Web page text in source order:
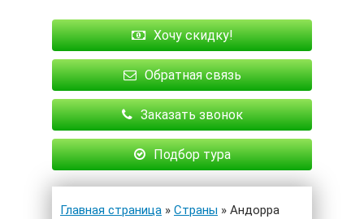
Хочу скидку!
Обратная связь
Заказать звонок
Подбор тура
Главная страница » Страны » Андорра